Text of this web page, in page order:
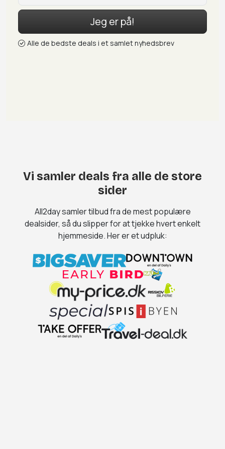
Jeg er på!
Alle de bedste deals i et samlet nyhedsbrev
Vi samler deals fra alle de store
sider
All2day samler tilbud fra de mest populære
dealsider, så du slipper for at tjekke hvert enkelt
hjemmeside. Her er et udpluk: